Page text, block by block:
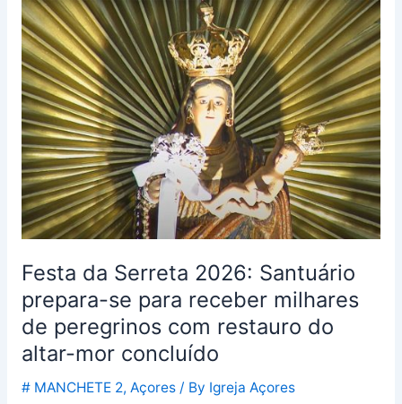
Festa da Serreta 2026: Santuário
prepara-se para receber milhares
de peregrinos com restauro do
altar-mor concluído
# MANCHETE 2, Açores/ By Igreja Açores
Festa
da
Serreta
2026:
Santuário
prepara-
se
para
receber
milhares
de
com
restauro
do
altar-
concluído